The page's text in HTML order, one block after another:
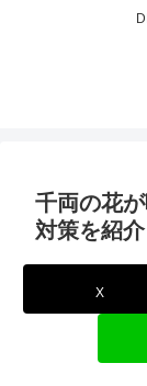
千両の花
対策を紹介
X